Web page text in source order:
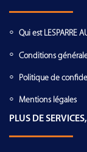
Qui est LESPARRE
Conditions
Politique de
Mentions légales
PLUS DE